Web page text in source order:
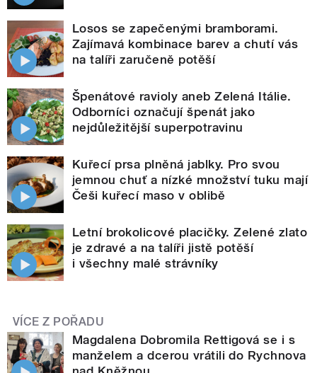
Losos se zapečenými bramborami.
Zajímavá kombinace barev a chutí vás
na talíři zaručeně potěší
Špenátové ravioly aneb Zelená Itálie.
Odborníci označují špenát jako
nejdůležitější superpotravinu
Kuřecí prsa plněná jablky. Pro svou
jemnou chuť a nízké množství tuku mají
Češi kuřecí maso v oblibě
Letní brokolicové placičky. Zelené zlato
je zdravé a na talíři jistě potěší
i všechny malé strávníky
VÍCE Z POŘADU
Magdalena Dobromila Rettigová se i s
manželem a dcerou vrátili do Rychnova